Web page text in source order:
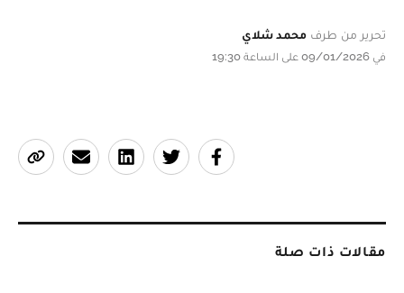
تحرير من طرف محمد شلاي
في 09/01/2026 على الساعة 19:30
مقالات ذات صلة